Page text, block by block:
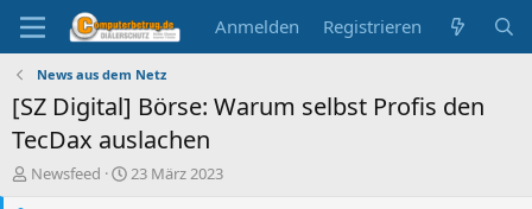
Anmelden Registrieren
News aus dem Netz
[SZ Digital] Börse: Warum selbst Profis den
TecDax auslachen
E
Newsfeed
E
23 März 2023